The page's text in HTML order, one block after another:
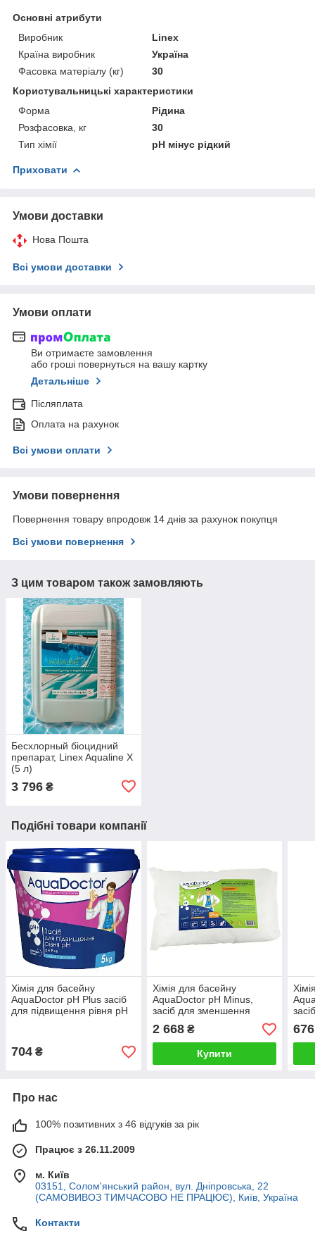
Основні атрибути
Виробник
Linex
Країна виробник
Україна
Фасовка матеріалу (кг)
30
Користувальницькі характеристики
Форма
Рідина
Розфасовка, кг
30
Тип хімії
pH мінус рідкий
Приховати
Умови доставки
Нова Пошта
Всі умови доставки
Умови оплати
Ви отримаєте замовлення
або гроші повернуться на вашу картку
Детальніше
Післяплата
Оплата на рахунок
Всі умови оплати
Умови повернення
Повернення товару впродовж 14 днів за рахунок покупця
Всі умови повернення
З цим товаром також замовляють
Бесхлорный біоцидний
препарат, Linex Aqualine X
(5 л)
3 796 ₴
Подібні товари компанії
Хімія для басейну
AquaDoctor pH Plus засіб
для підвищення рівня pH
704 ₴
Хімія для басейну
AquaDoctor pH Minus,
засіб для зменшення
рівня pH у гранулах (25 кг)
2 668₴
Купити
676
Про нас
100% позитивних з 46 відгуків за рік
Працює з 26.11.2009
м. Київ
03151, Солом'янський район, вул. Дніпровська, 22
(САМОВИВОЗ ТИМЧАСОВО НЕ ПРАЦЮЄ), Київ, Україна
Контакти